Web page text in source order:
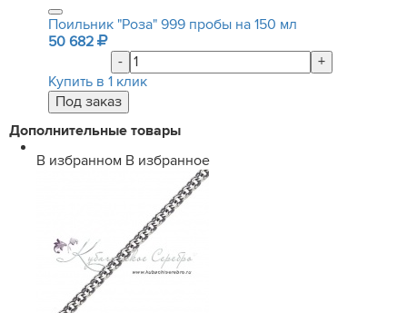
Поильник "Роза" 999 пробы на 150 мл
50 682
-
+
Купить в 1 клик
Дополнительные товары
В избранном В избранное